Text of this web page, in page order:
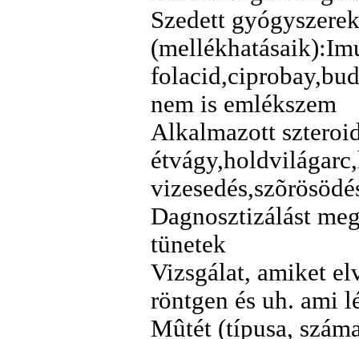
Szedett gyógyszerek
nem is emlékszem
Alkalmazott
Dagnosztizálást
tünetek
Vizsgálat, amiket
röntgen és uh. ami
Mûtét (típusa,